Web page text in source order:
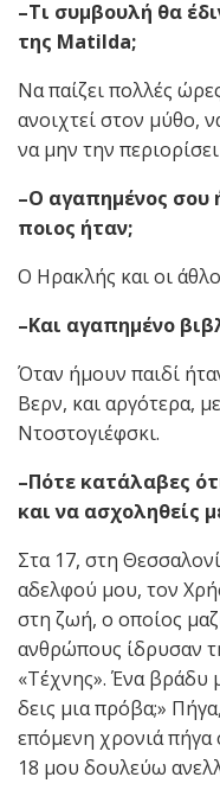
–Τι συμβουλή θα
της Matilda;
Να παίζει πολλές
ανοιχτεί στον μύθο,
να μην την
–Ο αγαπημένος σου
ποιος ήταν;
Ο Ηρακλής και οι
–Και αγαπημένο
Όταν ήμουν παιδί
Βερν, και αργότερα,
Ντοστογιέφσκι.
–Πότε κατάλαβες
και να ασχοληθείς
Στα 17, στη
αδελφού μου, τον
στη ζωή, ο οποίος
ανθρώπους ίδρυσαν
«Τέχνης». Ένα βράδυ
δεις μια πρόβα;»
επόμενη χρονιά πήγα
18 μου δουλεύω